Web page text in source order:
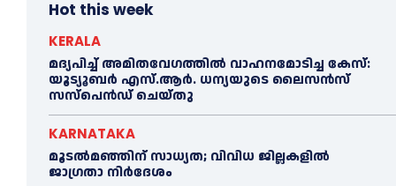
Hot this week
KERALA
മദ്യപിച്ച് അമിതവേഗത്തിൽ വാഹനമോടിച്ച കേസ്:
യൂട്യൂബർ എസ്.ആർ. ധന്യയുടെ ലൈസൻസ്
സസ്‌പെൻഡ് ചെയ്തു
KARNATAKA
മൂടൽമഞ്ഞിന് സാധ്യത; വിവിധ ജില്ലകളിൽ
ജാഗ്രതാ നിർദേശം